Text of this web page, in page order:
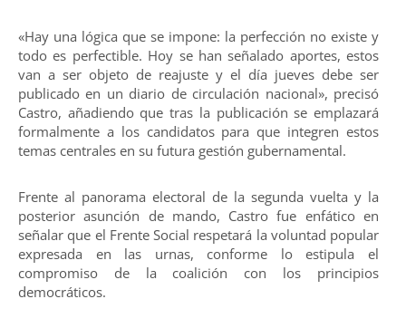
«Hay una lógica que se impone: la perfección no existe y
todo es perfectible. Hoy se han señalado aportes, estos
van a ser objeto de reajuste y el día jueves debe ser
publicado en un diario de circulación nacional», precisó
Castro, añadiendo que tras la publicación se emplazará
formalmente a los candidatos para que integren estos
temas centrales en su futura gestión gubernamental.
Frente al panorama electoral de la segunda vuelta y la
posterior asunción de mando, Castro fue enfático en
señalar que el Frente Social respetará la voluntad popular
expresada en las urnas, conforme lo estipula el
compromiso de la coalición con los principios
democráticos.